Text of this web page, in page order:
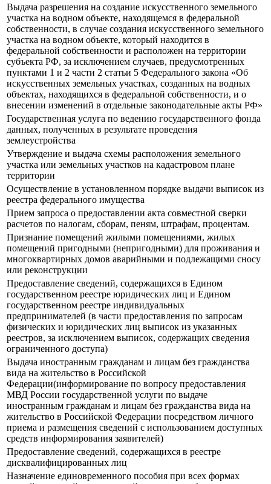
Выдача разрешения на создание искусственного земельного
участка на водном объекте, находящемся в федеральной
собственности, в случае создания искусственного земельного
участка на водном объекте, который находится в
федеральной собственности и расположен на территории
субъекта РФ, за исключением случаев, предусмотренных
пунктами 1 и 2 части 2 статьи 5 Федерального закона «Об
искусственных земельных участках, созданных на водных
объектах, находящихся в федеральной собственности, и о
внесении изменений в отдельные законодательные акты РФ»
Государственная услуга по ведению государственного фонда
данных, полученных в результате проведения
землеустройства
Утверждение и выдача схемы расположения земельного
участка или земельных участков на кадастровом плане
территории
Осуществление в установленном порядке выдачи выписок из
реестра федерального имущества
Прием запроса о предоставлении акта совместной сверки
расчетов по налогам, сборам, пеням, штрафам, процентам.
Признание помещений жилыми помещениями, жилых
помещений пригодными (непригодными) для проживания и
многоквартирных домов аварийными и подлежащими сносу
или реконструкции
Предоставление сведений, содержащихся в Едином
государственном реестре юридических лиц и Едином
государственном реестре индивидуальных
предпринимателей (в части предоставления по запросам
физических и юридических лиц выписок из указанных
реестров, за исключением выписок, содержащих сведения
ограниченного доступа)
Выдача иностранным гражданам и лицам без гражданства
вида на жительство в Российской
Федерации(информирование по вопросу предоставления
МВД России государственной услуги по выдаче
иностранным гражданам и лицам без гражданства вида на
жительство в Российской Федерации посредством личного
приема и размещения сведений с использованием доступных
средств информирования заявителей)
Предоставление сведений, содержащихся в реестре
дисквалифицированных лиц
Назначение единовременного пособия при всех формах